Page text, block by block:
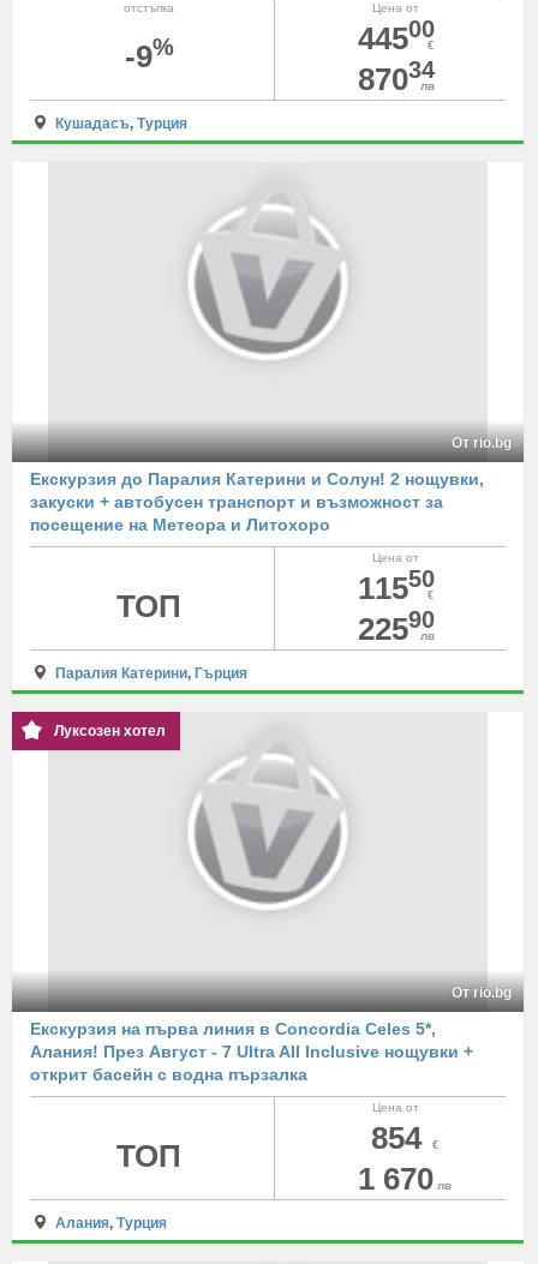
Цена от
44500
€
87034
лв
отстъпка
-9%
Кушадасъ,Турция
От rio.bg
Екскурзия до Паралия Катерини и Солун! 2 нощувки,
закуски + автобусен транспорт и възможност за
посещение на Метеора и Литохоро
Цена от
11550
€
22590
лв
ТОП
Паралия Катерини, Гърция
Луксозен хотел
От rio.bg
Екскурзия на първа линия в Concordia Celes 5*,
Алания! През Август - 7 Ultra All Inclusive нощувки +
открит басейн с водна пързалка
Цена от
854 €
1 670 лв
ТОП
Алания,Турция